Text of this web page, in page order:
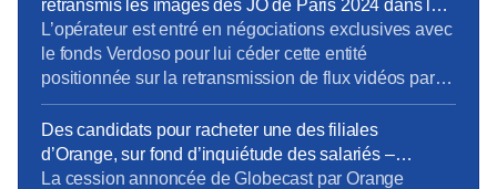
retransmis les images des JO de Paris 2024 dans le
monde entier – Le Figaro
L’opérateur est entré en négociations exclusives avec
le fonds Verdoso pour lui céder cette entité
positionnée sur la retransmission de flux vidéos par
satellites. Une opération qui fait couler de l’encre.
Christel Heydemann poursuit le recentrage d’Orange.
Après plusieurs semaines de rumeurs, l’opérateur est
entré en négociations exclusives pour la vente de
Des candidats pour racheter une des filiales
d’Orange, sur fond d’inquiétude des salariés –
Univers Freebox
La cession annoncée de Globecast par Orange